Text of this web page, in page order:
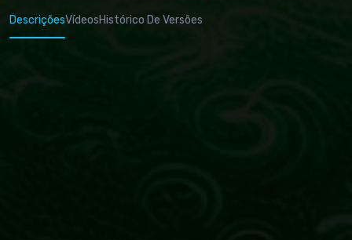
DescriçõesVídeosHistórico De Versões